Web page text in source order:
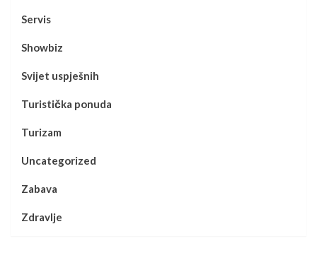
Servis
Showbiz
Svijet uspješnih
Turistička ponuda
Turizam
Uncategorized
Zabava
Zdravlje